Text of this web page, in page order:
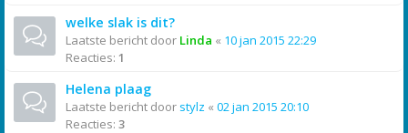
welke slak is dit?
Laatste bericht door Linda « 10 jan 2015 22:29
Reacties: 1
Helena plaag
Laatste bericht door stylz « 02 jan 2015 20:10
Reacties: 3